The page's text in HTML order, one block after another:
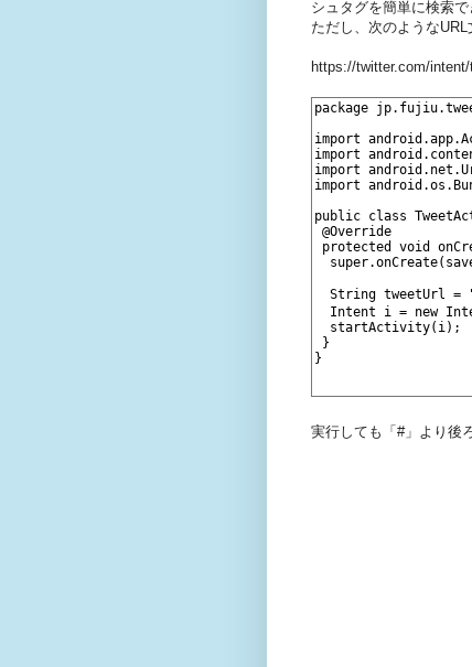
シュタグを簡単に検索で
ただし、次のような
https://twitter.com/
実行しても「#」より後